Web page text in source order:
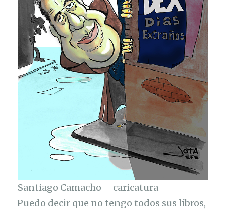
Santiago Camacho – caricatura
Puedo decir que no tengo todos sus libros,